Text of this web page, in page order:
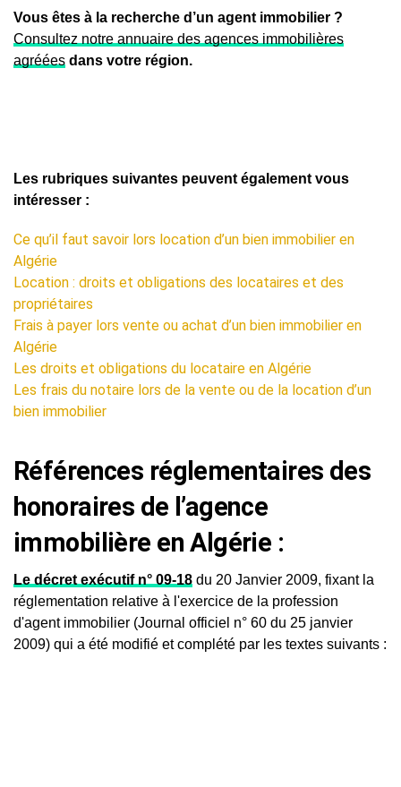
Vous êtes à la recherche d’un agent immobilier ?
Consultez notre annuaire des agences immobilières
agréées dans votre région.
Les rubriques suivantes peuvent également vous
intéresser :
Ce qu’il faut savoir lors location d’un bien immobilier en
Algérie
Location : droits et obligations des locataires et des
propriétaires
Frais à payer lors vente ou achat d’un bien immobilier en
Algérie
Les droits et obligations du locataire en Algérie
Les frais du notaire lors de la vente ou de la location d’un
bien immobilier
Références réglementaires des
honoraires de l’agence
immobilière en Algérie :
Le décret exécutif n° 09-18 du 20 Janvier 2009, fixant la
réglementation relative à l'exercice de la profession
d'agent immobilier (Journal officiel n° 60 du 25 janvier
2009) qui a été modifié et complété par les textes suivants :